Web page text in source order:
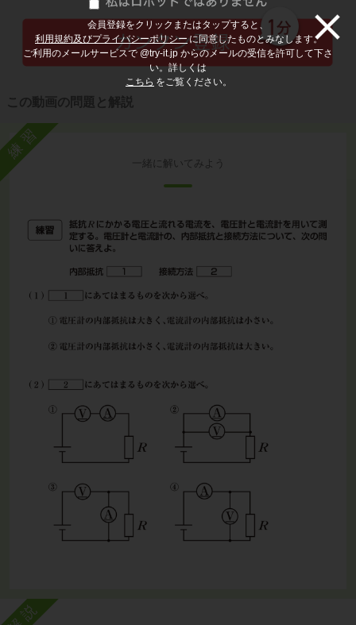
会員登録をクリックまたはタップすると、
利用規約及びプライバシーポリシー に同意したものとみなします。
ご利用のメールサービスで @try-it.jp からのメールの受信を許可して下さ
い。詳しくは
こちら をご覧ください。
この動画の問題と解説
練習
一緒に解いてみよう